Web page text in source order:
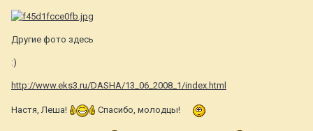
Другие фото здесь
:)
http://www.eks3.ru/DASHA/13_06_2008_1/index.html
Настя, Леша! Спасибо, молодцы!